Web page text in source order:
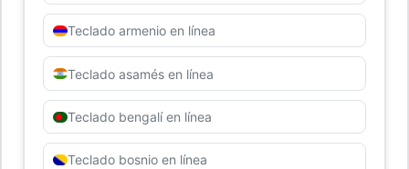
Teclado armenio en línea
Teclado asamés en línea
Teclado bengalí en línea
Teclado bosnio en línea